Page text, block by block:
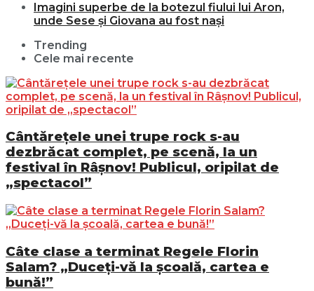
Imagini superbe de la botezul fiului lui Aron,
unde Sese și Giovana au fost nași
Trending
Cele mai recente
Cântărețele unei trupe rock s-au
dezbrăcat complet, pe scenă, la un
festival în Râșnov! Publicul, oripilat de
„spectacol”
Câte clase a terminat Regele Florin
Salam? „Duceți-vă la școală, cartea e
bună!”